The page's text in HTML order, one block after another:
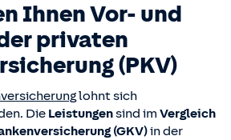
Ihnen Vor- und
privaten
(PKV)
lohnt sich
Die Leistungensind im Vergleich
(GKV)in der